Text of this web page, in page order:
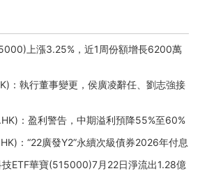
上漲3.25%，近1周份額增長6200萬
：執行董事變更，侯廣凌辭任、劉志強接
：盈利警告，中期溢利預降55%至60%
：“22廣發Y2”永續次級債券2026年付息
ETF華寶(515000)7月22日淨流出1.28億